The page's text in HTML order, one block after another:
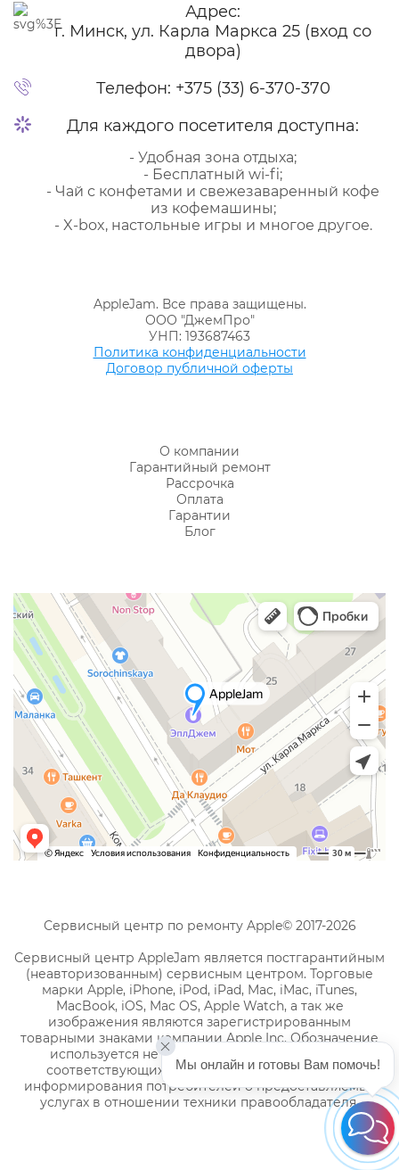
Адрес:
г. Минск, ул. Карла Маркса 25 (вход со
двора)
Телефон: +375 (33) 6-370-370
Для каждого посетителя доступна:
- Удобная зона отдыха;
- Бесплатный wi-fi;
- Чай с конфетами и свежезаваренный кофе
из кофемашины;
- X-box, настольные игры и многое другое.
AppleJam. Все права защищены.
ООО "ДжемПро"
УНП: 193687463
Политика конфиденциальности
Договор публичной оферты
О компании
Гарантийный ремонт
Рассрочка
Оплата
Гарантии
Блог
Сервисный центр по ремонту Apple© 2017-2026
Сервисный центр AppleJam является постгарантийным
(неавторизованным) сервисным центром. Торговые
марки Apple, iPhone, iPod, iPad, Mac, iMac, iTunes,
MacBook, iOS, Mac OS, Apple Watch, а так же
изображения являются зарегистрированным
товарными знаками компании Apple Inc. Обозначение
используется не с целью индивидуализации
соответствующих услуг по ремонту, а с целью
информирования потребителей о предоставляемых
услугах в отношении техники правообладателя.
Мы онлайн и готовы Вам помочь!